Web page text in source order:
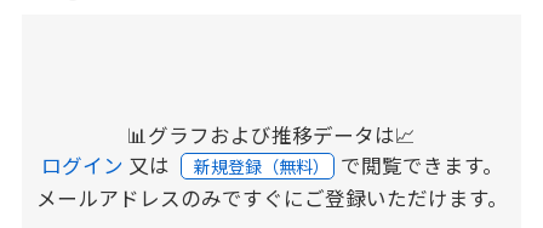
📊グラフおよび推移データは📈
ログイン 又は 新規登録（無料） で閲覧できます。
メールアドレスのみですぐにご登録いただけます。